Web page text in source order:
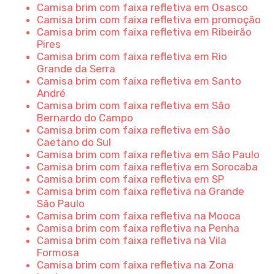
Camisa brim com faixa refletiva em Osasco
Camisa brim com faixa refletiva em promoção
Camisa brim com faixa refletiva em Ribeirão
Pires
Camisa brim com faixa refletiva em Rio
Grande da Serra
Camisa brim com faixa refletiva em Santo
André
Camisa brim com faixa refletiva em São
Bernardo do Campo
Camisa brim com faixa refletiva em São
Caetano do Sul
Camisa brim com faixa refletiva em São Paulo
Camisa brim com faixa refletiva em Sorocaba
Camisa brim com faixa refletiva em SP
Camisa brim com faixa refletiva na Grande
São Paulo
Camisa brim com faixa refletiva na Mooca
Camisa brim com faixa refletiva na Penha
Camisa brim com faixa refletiva na Vila
Formosa
Camisa brim com faixa refletiva na Zona